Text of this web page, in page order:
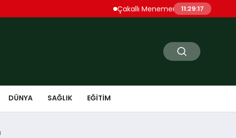
Çakallı Menemeni Denince Öne Çıkan
11:29:18
DÜNYA SAĞLIK EĞITIM